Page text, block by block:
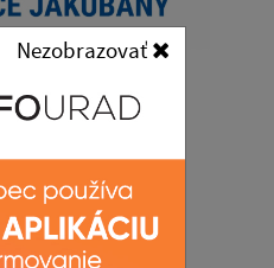
Nezobrazovať